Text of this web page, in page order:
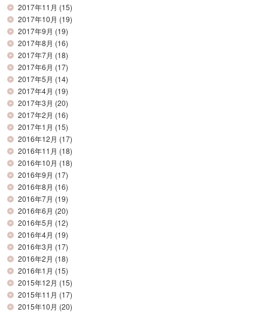
2017年11月 (15)
2017年10月 (19)
2017年9月 (19)
2017年8月 (16)
2017年7月 (18)
2017年6月 (17)
2017年5月 (14)
2017年4月 (19)
2017年3月 (20)
2017年2月 (16)
2017年1月 (15)
2016年12月 (17)
2016年11月 (18)
2016年10月 (18)
2016年9月 (17)
2016年8月 (16)
2016年7月 (19)
2016年6月 (20)
2016年5月 (12)
2016年4月 (19)
2016年3月 (17)
2016年2月 (18)
2016年1月 (15)
2015年12月 (15)
2015年11月 (17)
2015年10月 (20)